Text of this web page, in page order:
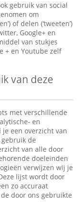
gebruik van social
om
of delen (‘tweeten’)
Google+ en
van stukjes
+ en Youtube zelf
van deze
met verschillende
en
een overzicht van
de
van alle door
doeleinden
verwijzen wij je
lijst wordt door
zo accuraat
door ons gebruikte